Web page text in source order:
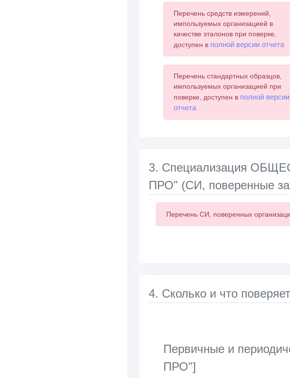
Перечень средств измерений,
импользуемых организацией в
качестве эталонов при поверке,
доступен в полной версии отчета
Перечень стандартных образцов,
импользуемых организацией при
поверке, доступен в полной версии
отчета
3. Специализация
ПРО" (СИ, поверенные за
Перечень СИ, поверенных
4. Сколько и что поверяет
Первичные и
ПРО"]